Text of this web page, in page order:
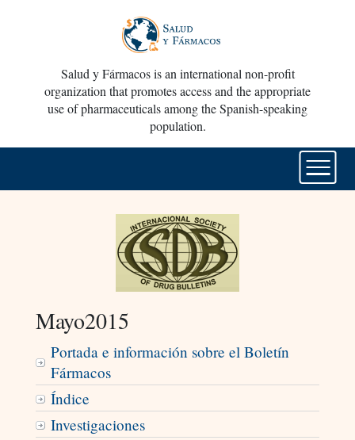
Salud y Fármacos is an international non-profit
organization that promotes access and the appropriate
use of pharmaceuticals among the Spanish-speaking
population.
Mayo2015
Portada e información sobre el Boletín
Fármacos
Índice
Investigaciones